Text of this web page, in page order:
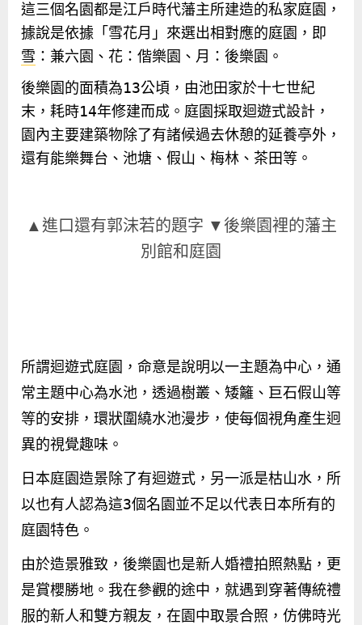
這三個名園都是江戶時代藩主所建造的私家庭園，
據說是依據「雪花月」來選出相對應的庭園，即
雪 ：兼六園、花：偕樂園、月：後樂園。
後樂園的面積為13公頃，由池田家於十七世紀
末，耗時14年修建而成。庭園採取迴遊式設計，
園內主要建築物除了有諸候過去休憩的延養亭外，
還有能樂舞台、池塘、假山、梅林、茶田等。
▲進口還有郭沫若的題字 ▼後樂園裡的藩主
別館和庭園
所謂迴遊式庭園，命意是說明以一主題為中心，通
常主題中心為水池，透過樹叢、矮籬、巨石假山等
等的安排，環狀圍繞水池漫步，使每個視角產生迥
異的視覺趣味。
日本庭園造景除了有迴遊式，另一派是枯山水，所
以也有人認為這3個名園並不足以代表日本所有的
庭園特色。
由於造景雅致，後樂園也是新人婚禮拍照熱點，更
是賞櫻勝地。我在參觀的途中，就遇到穿著傳統禮
服的新人和雙方親友，在園中取景合照，仿佛時光